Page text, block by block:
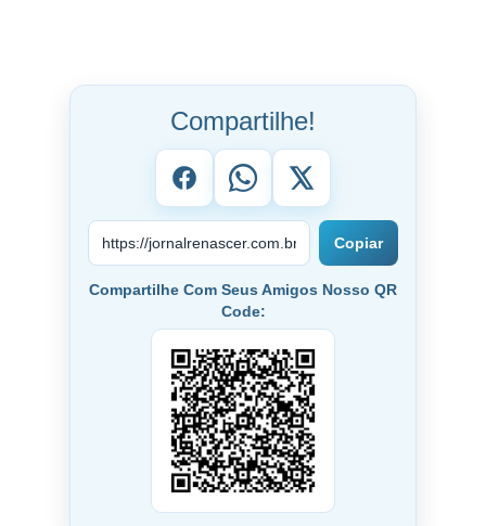
Compartilhe!
Copiar
Compartilhe Com Seus Amigos Nosso QR
Code: